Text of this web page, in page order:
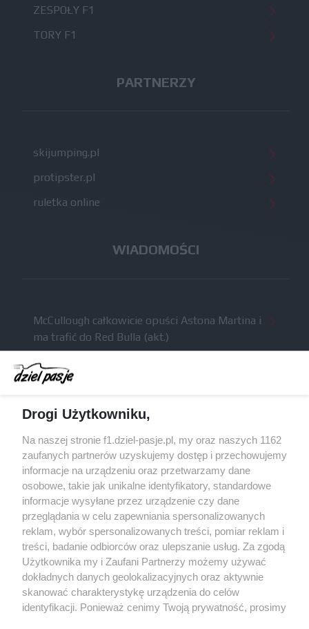
ZESPOŁY F1
TORY F1
PARTNERZY
skijumping.pl
protipster.pl
ruletka online
WIADOMOŚCI
McCullough całkowicie opuści Astona Martina i
ma trafić do Red Bulla (akt.)
Dochód F1 spadł o 61 procent względem
zeszłego sezonu
algorytmach?
Honda uświadomiła sobie skalę problemów z
silnikiem dopiero w styczniu
Audi planuje wprowadzić jeszcze cztery duże
pakiety poprawek w 2026 roku
Polityka prywatności © 2004 - 2026 GPmedia
Kopiowanie treści bez
zgody autorów zabronione.
Serwis internetowy, z którego korzystasz, używa plików
cookies. Są to pliki instalowane w urządzeniach
końcowych osób korzystających z serwisu, w celu
administrowania serwisem, poprawy jakości
świadczonych usług w tym dostosowania treści serwisu
Drogi Użytkowniku,
Na naszej stronie f1.dziel-pasje.pl, my oraz naszych 1162
zaufanych partnerów uzyskujemy dostęp i przechowujemy
informacje na urządzeniu oraz przetwarzamy dane
osobowe, takie jak unikalne identyfikatory, standardowe
informacje wysyłane przez urządzenie czy dane
przeglądania w celu zapewniania spersonalizowanych
reklam, wybór spersonalizowanych treści, pomiar reklam i
treści, badanie odbiorców oraz ulepszanie usług. Za zgodą
Użytkownika my i Zaufani Partnerzy możemy używać
dokładnych danych geolokalizacyjnych oraz aktywnie
skanować charakterystykę urządzenia do celów
identyfikacji. Ponieważ cenimy Twoją prywatność, prosimy